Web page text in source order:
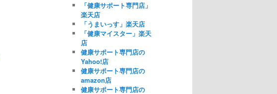
「健康サポート専門店」
楽天店
「うまいっす」楽天店
「健康マイスター」楽天
店
健康サポート専門店の
Yahoo!店
健康サポート専門店の
amazon店
健康サポート専門店の